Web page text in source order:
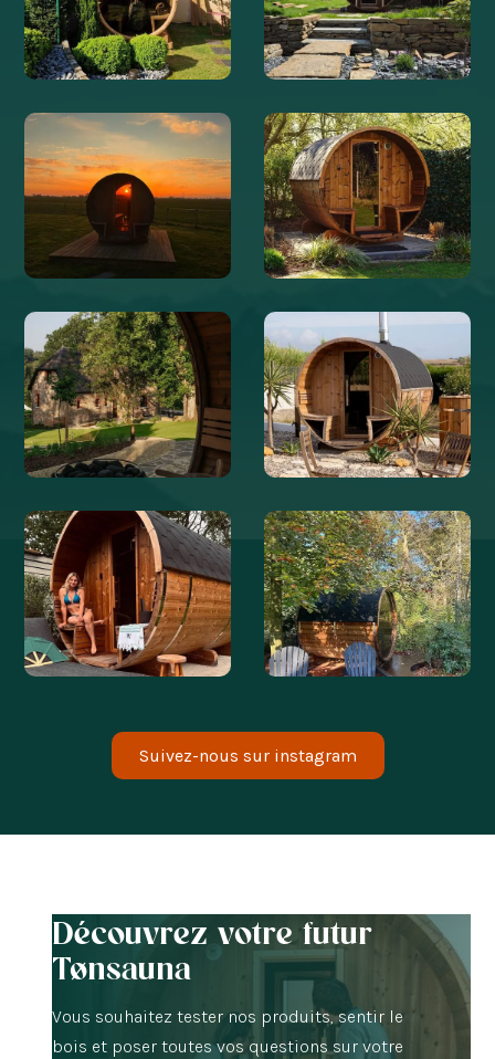
@ WELVAERE @ WELVAERE
@BOERDERIJDEGROTELIEFDE @KASTEELHOEVEDEERP
@LETEMPSDEVIVRE @BLANCOBUNGALOW
Suivez-nous sur instagram
Découvrez votre futur
Tønsauna
Vous souhaitez tester nos produits, sentir le
bois et poser toutes vos questions sur votre